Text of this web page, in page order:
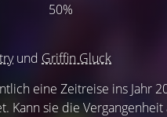
50%
und Griffin Gluck
eine Zeitreise ins Jahr
sie die